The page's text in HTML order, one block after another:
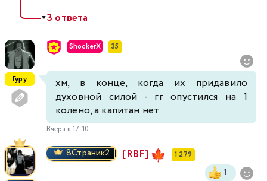
▼3 ответа
Гуру
ShockerX 35
хм, в конце, когда их придавило
духовной силой - гг опустился на 1
колено, а капитан нет
Вчера в 17:10
8Страник2 [RBF] 1 279
1